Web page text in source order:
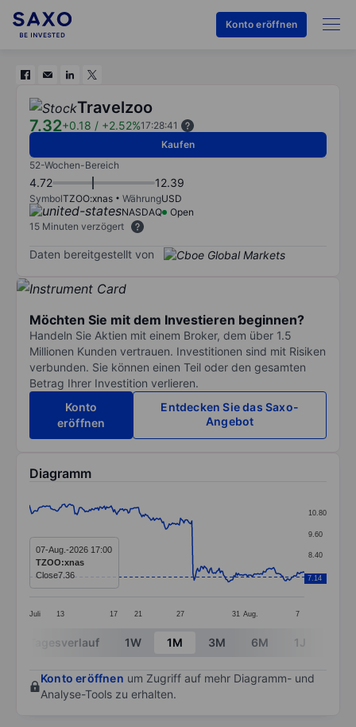
Konto eröffnen
Travelzoo
7.32+0.18 / +2.52%17:28:41
Kaufen
52-Wochen-Bereich
4.72 12.39
SymbolTZOO:xnas WährungUSD
NASDAQ
Open
15 Minuten verzögert
Daten bereitgestellt von
Möchten Sie mit dem Investieren beginnen?
Handeln Sie Aktien mit einem Broker, dem über 1.5
Millionen Kunden vertrauen. Investitionen sind mit Risiken
verbunden. Sie können einen Teil oder den gesamten
Betrag Ihrer Investition verlieren.
Konto
eröffnen
Entdecken Sie das Saxo-
Angebot
Diagramm
Line chart with 243 data points.
The chart has 1 X axis displaying categories.
The chart has 1 Y axis displaying values. Data ranges
Juli 13 17 21 27 31 Aug. 7
7.20
8.40
9.60
10.80
7.14
07-Aug.-2026 17:00
TZOO:xnas
Close7.36
End of interactive chart.
Tagesverlauf 1W 1M 3M 6M 1J
Konto eröffnen um Zugriff auf mehr Diagramm- und
Analyse-Tools zu erhalten.